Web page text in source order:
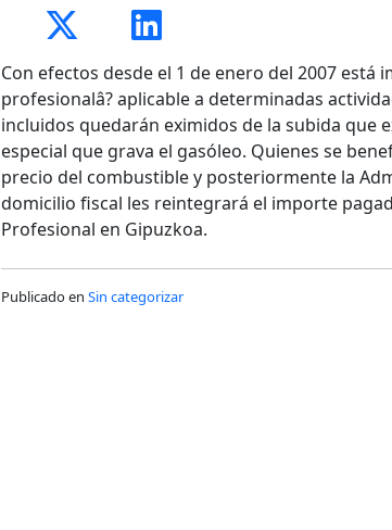
Con efectos desde el 1 de enero del 2007 está
profesionalâ? aplicable a determinadas
incluidos quedarán eximidos de la subida que
especial que grava el gasóleo. Quienes se
precio del combustible y posteriormente la
domicilio fiscal les reintegrará el importe
Profesional en Gipuzkoa.
Publicado en Sin categorizar